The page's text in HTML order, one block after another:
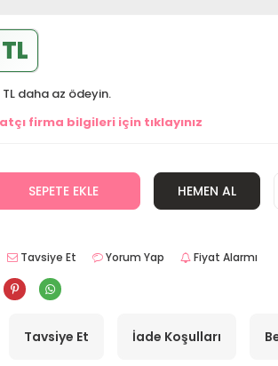
TL daha az ödeyin.
firma bilgileri için tıklayınız
SEPETE EKLE HEMEN AL
Tavsiye Et Yorum Yap Fiyat Alarmı
Tavsiye Et İade Koşulları